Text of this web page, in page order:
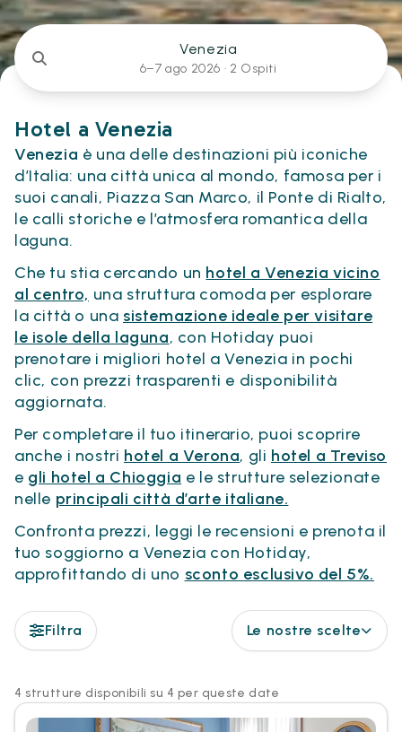
Venezia
6–7 ago 2026 · 2 Ospiti
Hotel a Venezia
Venezia è una delle destinazioni più iconiche
d’Italia: una città unica al mondo, famosa per i
suoi canali, Piazza San Marco, il Ponte di Rialto,
le calli storiche e l’atmosfera romantica della
laguna.
Che tu stia cercando un hotel a Venezia vicino
al centro, una struttura comoda per esplorare
la città o una sistemazione ideale per visitare
le isole della laguna, con Hotiday puoi
prenotare i migliori hotel a Venezia in pochi
clic, con prezzi trasparenti e disponibilità
aggiornata.
Per completare il tuo itinerario, puoi scoprire
anche i nostri hotel a Verona, gli hotel a Treviso
e gli hotel a Chioggia e le strutture selezionate
nelle principali città d’arte italiane.
Confronta prezzi, leggi le recensioni e prenota il
tuo soggiorno a Venezia con Hotiday,
approfittando di uno sconto esclusivo del 5%.
Filtra Le nostre scelte
4 strutture disponibili su 4 per queste date